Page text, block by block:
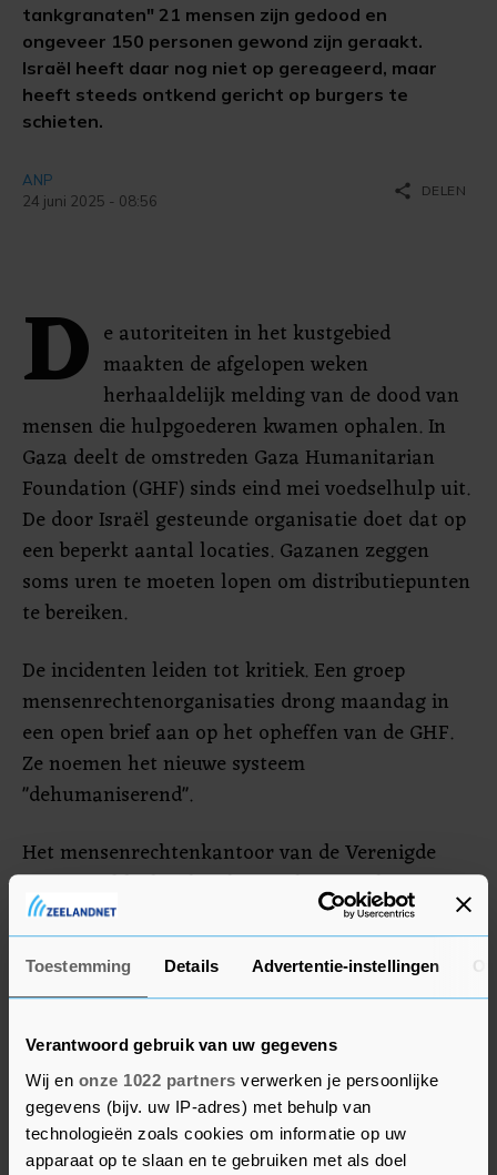
Toestemming Details Advertentie-instellingen
Verantwoord gebruik van uw gegevens
Wij en onze 1022 partners verwerken je persoonlijke
gegevens (bijv. uw IP-adres) met behulp van
technologieën zoals cookies om informatie op uw
apparaat op te slaan en te gebruiken met als doel
tankgranaten" 21 mensen zijn gedood en
ongeveer 150 personen gewond zijn geraakt.
Israël heeft daar nog niet op gereageerd, maar
heeft steeds ontkend gericht op burgers te
schieten.
ANP
24 juni 2025 - 08:56
share DELEN
D e autoriteiten in het kustgebied
maakten de afgelopen weken
herhaaldelijk melding van de dood van
mensen die hulpgoederen kwamen ophalen. In
Gaza deelt de omstreden Gaza Humanitarian
Foundation (GHF) sinds eind mei voedselhulp uit.
De door Israël gesteunde organisatie doet dat op
een beperkt aantal locaties. Gazanen zeggen
soms uren te moeten lopen om distributiepunten
te bereiken.
De incidenten leiden tot kritiek. Een groep
mensenrechtenorganisaties drong maandag in
een open brief aan op het opheffen van de GHF.
Ze noemen het nieuwe systeem
"dehumaniserend".
Het mensenrechtenkantoor van de Verenigde
Naties stelde dinsdag dat tot dusver zeker 410
mensen zijn gedood bij aanvallen van het
Israëlische leger terwijl ze locaties probeerden te
bereiken waar de GHF hulpgoederen verdeelt.
"Wanhopige, hongerige mensen in Gaza blijven
voor een onmenselijke keuze staan: verhongeren
of het risico lopen gedood te worden bij een
poging om aan voedsel te komen", zei een
woordvoerder.